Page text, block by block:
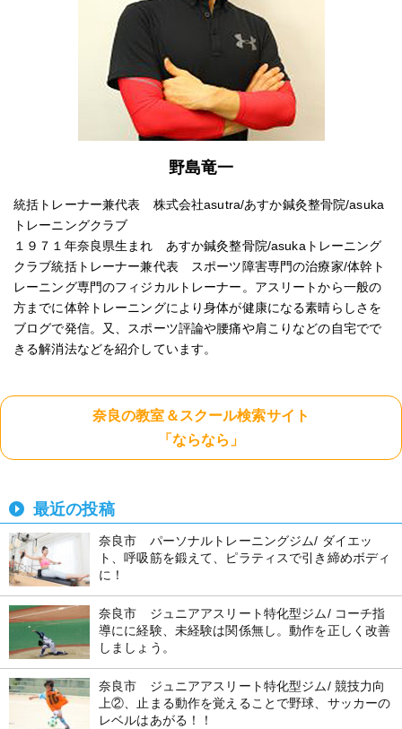
野島竜一
統括トレーナー兼代表 株式会社asutra/あすか鍼灸整骨院/asuka
トレーニングクラブ
１９７１年奈良県生まれ あすか鍼灸整骨院/asukaトレーニング
クラブ統括トレーナー兼代表 スポーツ障害専門の治療家/体幹ト
レーニング専門のフィジカルトレーナー。アスリートから一般の
方までに体幹トレーニングにより身体が健康になる素晴らしさを
ブログで発信。又、スポーツ評論や腰痛や肩こりなどの自宅でで
きる解消法などを紹介しています。
奈良の教室＆スクール検索サイト
「ならなら」
最近の投稿
奈良市 パーソナルトレーニングジム/ ダイエッ
ト、呼吸筋を鍛えて、ピラティスで引き締めボディ
に！
奈良市 ジュニアアスリート特化型ジム/ コーチ指
導にに経験、未経験は関係無し。動作を正しく改善
しましょう。
奈良市 ジュニアアスリート特化型ジム/ 競技力向
上②、止まる動作を覚えることで野球、サッカーの
レベルはあがる！！